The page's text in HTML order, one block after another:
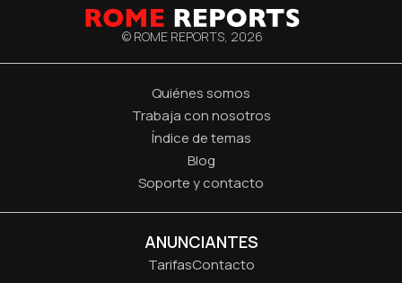
© ROME REPORTS, 2026
Quiénes somos
Trabaja con nosotros
Índice de temas
Blog
Soporte y contacto
ANUNCIANTES
TarifasContacto